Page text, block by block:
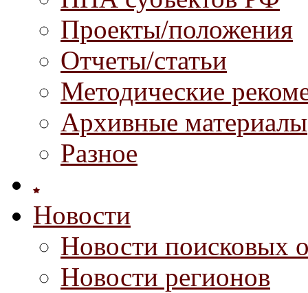
Проекты/положения
Отчеты/статьи
Методические
Архивные материалы
Разное
Новости
Новости поисковых
Новости регионов